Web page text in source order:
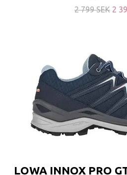
2 799 SEK 2
LOWA INNOX PRO